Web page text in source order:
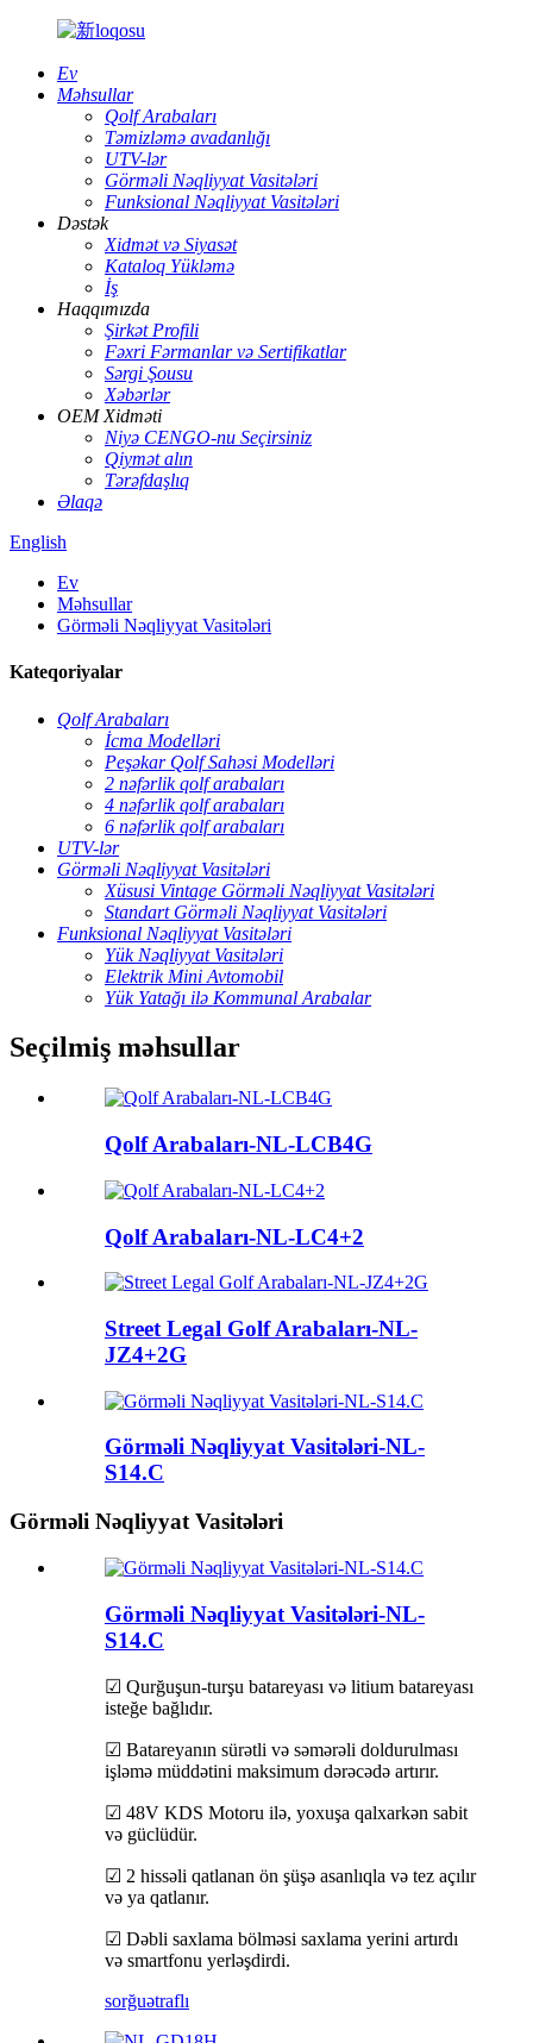
Ev
Məhsullar
Qolf Arabaları
Təmizləmə avadanlığı
UTV-lər
Görməli Nəqliyyat Vasitələri
Funksional Nəqliyyat Vasitələri
Dəstək
Xidmət və Siyasət
Kataloq Yükləmə
İş
Haqqımızda
Şirkət Profili
Fəxri Fərmanlar və Sertifikatlar
Sərgi Şousu
Xəbərlər
OEM Xidməti
Niyə CENGO-nu Seçirsiniz
Qiymət alın
Tərəfdaşlıq
Əlaqə
English
Ev
Məhsullar
Görməli Nəqliyyat Vasitələri
Kateqoriyalar
Qolf Arabaları
İcma Modelləri
Peşəkar Qolf Sahəsi Modelləri
2 nəfərlik qolf arabaları
4 nəfərlik qolf arabaları
6 nəfərlik qolf arabaları
UTV-lər
Görməli Nəqliyyat Vasitələri
Xüsusi Vintage Görməli Nəqliyyat Vasitələri
Standart Görməli Nəqliyyat Vasitələri
Funksional Nəqliyyat Vasitələri
Yük Nəqliyyat Vasitələri
Elektrik Mini Avtomobil
Yük Yatağı ilə Kommunal Arabalar
Seçilmiş məhsullar
Qolf Arabaları-NL-LCB4G
Qolf Arabaları-NL-LC4+2
Street Legal Golf Arabaları-NL-
JZ4+2G
Görməli Nəqliyyat Vasitələri-NL-
S14.C
Görməli Nəqliyyat Vasitələri
Görməli Nəqliyyat Vasitələri-NL-
S14.C
☑ Qurğuşun-turşu batareyası və litium batareyası
isteğe bağlıdır.
☑ Batareyanın sürətli və səmərəli doldurulması
işləmə müddətini maksimum dərəcədə artırır.
☑ 48V KDS Motoru ilə, yoxuşa qalxarkən sabit
və güclüdür.
☑ 2 hissəli qatlanan ön şüşə asanlıqla və tez açılır
və ya qatlanır.
☑ Dəbli saxlama bölməsi saxlama yerini artırdı
və smartfonu yerləşdirdi.
sorğuətraflı